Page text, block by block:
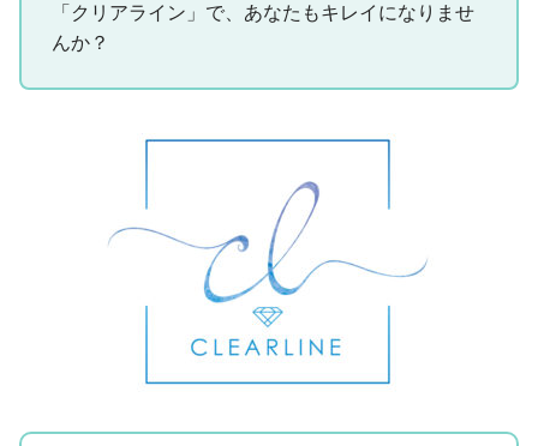
「クリアライン」で、あなたもキレイになりませ
んか？